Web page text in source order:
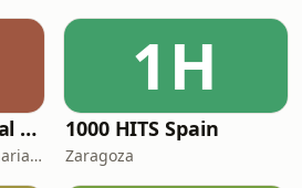
RNE Radio Nacional - Canarias
Las Palmas de Gran Canaria · 92.8 FM
1H
1000 HITS Spain
Zaragoza